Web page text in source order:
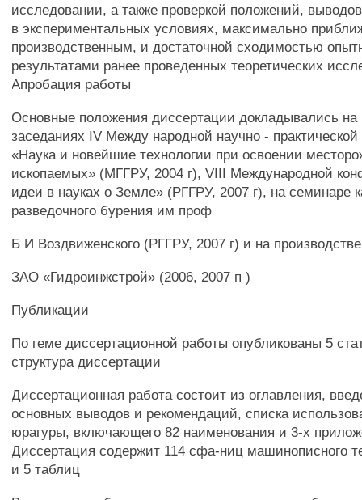
исследовании, а также проверкой положений,
в экспериментальных условиях, максимально
производственным, и достаточной сходимостью
результатами ранее проведенных теоретических
Апробация работы
Основные положения диссертации докладывались на
заседаниях IV Между народной научно -
«Наука и новейшие технологии при освоении
ископаемых» (МГГРУ, 2004 г), VIII Международной
идеи в науках о Земле» (РГГРУ, 2007 г), на семинаре
разведочного бурения им проф
Б И Воздвиженского (РГГРУ, 2007 г) и на
ЗАО «Гидроинжстрой» (2006, 2007 п )
Публикации
По геме диссертационной работы опубликованы 5
структура диссертации
Диссертационная работа состоит из оглавления,
основных выводов и рекомендаций, списка
юрагуры, включающего 82 наименования и 3-х
Диссертация содержит 114 сфа-ниц машинописного
и 5 таблиц